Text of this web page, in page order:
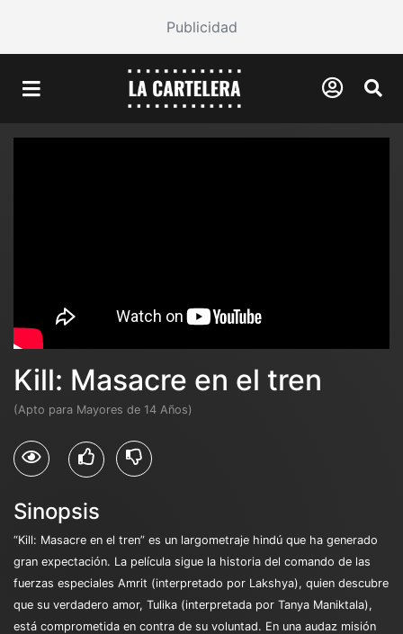
Publicidad
Kill: Masacre en el tren
(Apto para Mayores de 14 Años)
Sinopsis
“Kill: Masacre en el tren” es un largometraje hindú que ha generado
gran expectación. La película sigue la historia del comando de las
fuerzas especiales Amrit (interpretado por Lakshya), quien descubre
que su verdadero amor, Tulika (interpretada por Tanya Maniktala),
está comprometida en contra de su voluntad. En una audaz misión